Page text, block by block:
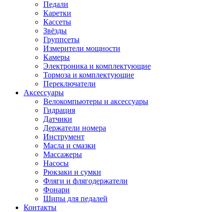
Педали
Каретки
Кассеты
Звёзды
Группсеты
Измерители мощности
Камеры
Электроника и комплектующие
Тормоза и комплектующие
Переключатели
Аксессуары
Велокомпьютеры и аксессуары
Гидрация
Датчики
Держатели номера
Инструмент
Масла и смазки
Массажеры
Насосы
Рюкзаки и сумки
Фляги и флягодержатели
Фонари
Шипы для педалей
Контакты